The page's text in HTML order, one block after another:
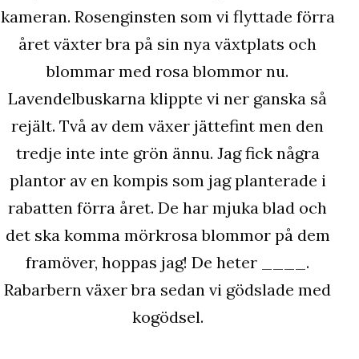
kameran. Rosenginsten som vi flyttade förra
året växter bra på sin nya växtplats och
blommar med rosa blommor nu.
Lavendelbuskarna klippte vi ner ganska så
rejält. Två av dem växer jättefint men den
tredje inte inte grön ännu. Jag fick några
plantor av en kompis som jag planterade i
rabatten förra året. De har mjuka blad och
det ska komma mörkrosa blommor på dem
framöver, hoppas jag! De heter ____.
Rabarbern växer bra sedan vi gödslade med
kogödsel.